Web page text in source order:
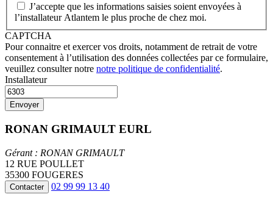
J’accepte que les informations saisies soient envoyées à
l’installateur Atlantem le plus proche de chez moi.
CAPTCHA
Pour connaitre et exercer vos droits, notamment de retrait de votre
consentement à l’utilisation des données collectées par ce formulaire,
veuillez consulter notre notre politique de confidentialité.
Installateur
RONAN GRIMAULT EURL
Gérant : RONAN GRIMAULT
12 RUE POULLET
35300 FOUGERES
Contacter 02 99 99 13 40